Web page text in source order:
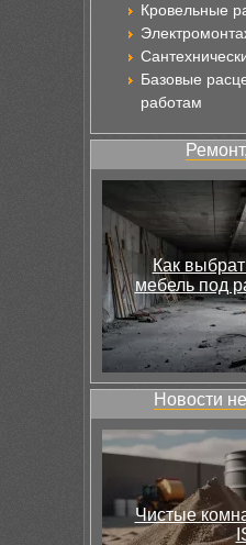
Кровельные
Базовые
работам
Как
мебель под
Новости
Чистые